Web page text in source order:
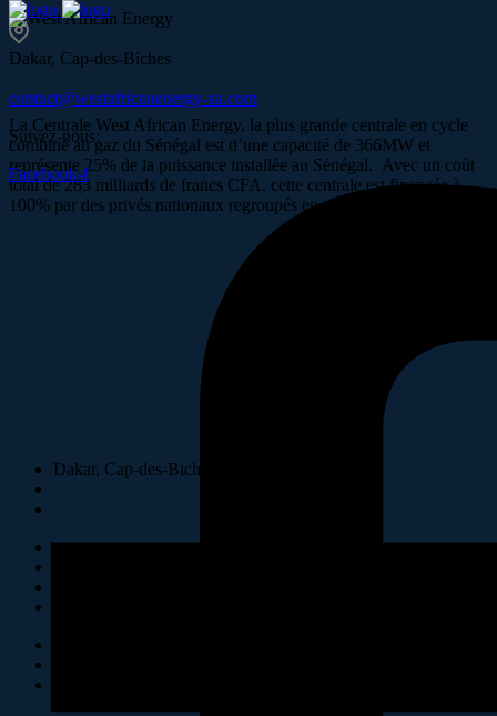
La Centrale West African Energy, la plus grande centrale en cycle
combiné au gaz du Sénégal est d’une capacité de 366MW et
représente 25% de la puissance installée au Sénégal. Avec un coût
total de 283 milliards de francs CFA, cette centrale est financée à
100% par des privés nationaux regroupés en un consortium.
Dakar, Cap-des-Biches
Dakar, Cap-des-Biches
contact@westafricanenergy-sa.com
Suivez-nous:
Facebook-f